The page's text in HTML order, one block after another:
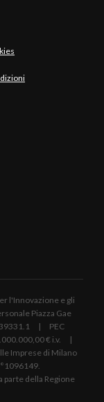
l'Innovazione e gli
Piazza Gae
39331.1 | PEC
€ i.v. |
Imprese di Milano
parte della Regione